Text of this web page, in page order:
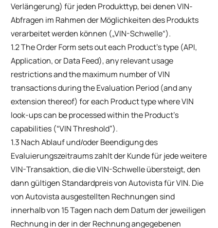
Verlängerung) für jeden Produkttyp, bei denen VIN-
Abfragen im Rahmen der Möglichkeiten des Produkts
verarbeitet werden können („VIN-Schwelle“).
1.2 The Order Form sets out each Product’s type (API,
Application, or Data Feed), any relevant usage
restrictions and the maximum number of VIN
transactions during the Evaluation Period (and any
extension thereof) for each Product type where VIN
look-ups can be processed within the Product’s
capabilities (“VIN Threshold”).
1.3 Nach Ablauf und/oder Beendigung des
Evaluierungszeitraums zahlt der Kunde für jede weitere
VIN-Transaktion, die die VIN-Schwelle übersteigt, den
dann gültigen Standardpreis von Autovista für VIN. Die
von Autovista ausgestellten Rechnungen sind
innerhalb von 15 Tagen nach dem Datum der jeweiligen
Rechnung in der in der Rechnung angegebenen